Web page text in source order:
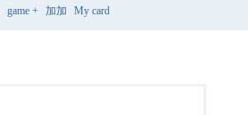
game + 加加 My card